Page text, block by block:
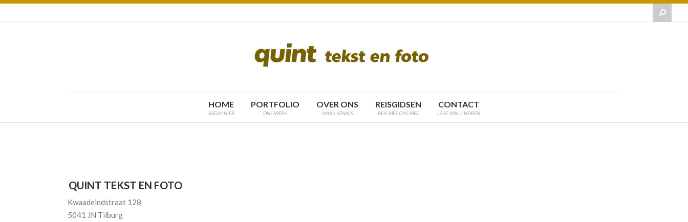
BEGIN HIER
HOME
ONS WERK
PORTFOLIO
MAAK KENNIS
OVER ONS
REIS MET ONS MEE
REISGIDSEN
LAAT VAN U HOREN
CONTACT
QUINT TEKST EN FOTO
Kwaadeindstraat 128
5041 JN Tilburg